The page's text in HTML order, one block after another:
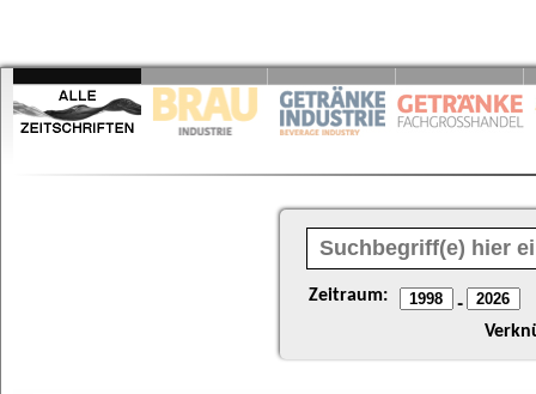
Zeitraum: -